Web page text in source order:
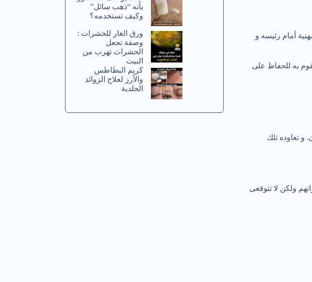
أمام رئيسه و
به للحفاظ على
و تعاوده تلك
ولكن لا تتوقعى
بأنه “ذهب سائل”
وكيف تستخدمه؟
ورق الغار للحشرات :
وصفة تجعل
الحشرات تهرب من
البيت
كريم البطاطس
والأرز لعلاج الزوائد
الجلدية